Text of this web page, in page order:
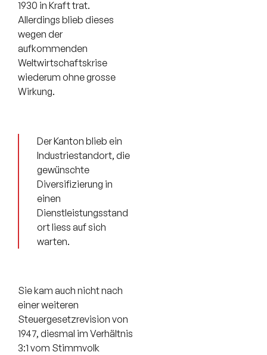
1930 in Kraft trat.
Allerdings blieb dieses
wegen der
aufkommenden
Weltwirtschaftskrise
wiederum ohne grosse
Wirkung.
Der Kanton blieb ein
Industriestandort, die
gewünschte
Diversifizierung in
einen
Dienstleistungsstand
ort liess auf sich
warten.
Sie kam auch nicht nach
einer weiteren
Steuergesetzrevision von
1947, diesmal im Verhältnis
3:1 vom Stimmvolk